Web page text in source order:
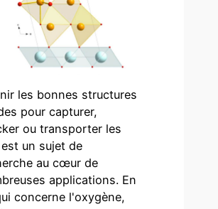
les bonnes structures
pour capturer,
ou transporter les
un sujet de
au cœur de
applications. En
concerne l'oxygène,